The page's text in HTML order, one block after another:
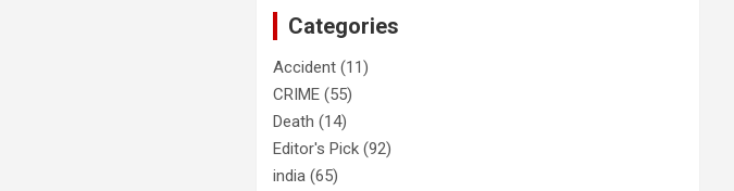
ദുരനുഭവങ്ങള്‍ തുറന്നടിച്ച്
അഖില്‍ മാരാര്‍ ട്വന്റി 20 വിട്ടു
Categories
Accident (11)
CRIME (55)
Death (14)
Editor's Pick (92)
india (65)